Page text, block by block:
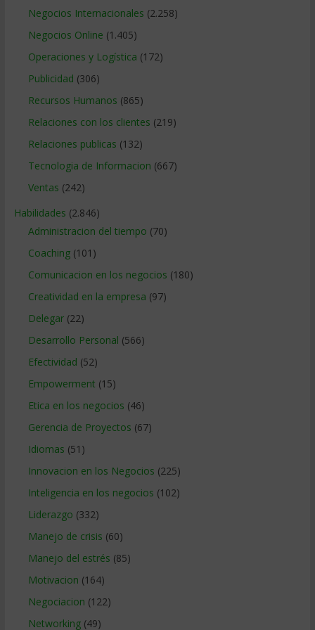
Negocios Internacionales (2.258)
Negocios Online (1.405)
Operaciones y Logística (172)
Publicidad (306)
Recursos Humanos (865)
Relaciones con los clientes (219)
Relaciones publicas (132)
Tecnologia de Informacion (667)
Ventas (242)
Habilidades (2.846)
Administracion del tiempo (70)
Coaching(101)
Comunicacion en los negocios (180)
Creatividad en la empresa (97)
Delegar(22)
Desarrollo Personal (566)
Efectividad (52)
Empowerment (15)
Etica en los negocios (46)
Gerencia de Proyectos (67)
Idiomas (51)
Innovacion en los Negocios (225)
Inteligencia en los negocios (102)
Liderazgo (332)
Manejo de crisis (60)
Manejo del estrés (85)
Motivacion (164)
Negociacion (122)
Networking(49)